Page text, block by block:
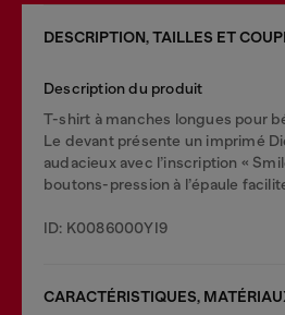
DESCRIPTION, TAILLES ET
Description du produit
T-shirt à manches longues pour
Le devant présente un imprimé
audacieux avec l’inscription «
boutons-pression à l’épaule
ID: K0086000YI9
CARACTÉRISTIQUES,